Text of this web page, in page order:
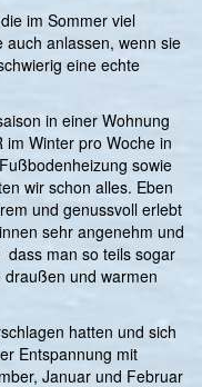
im Sommer viel
auch anlassen, wenn sie
eine echte
in einer Wohnung
im Winter pro Woche in
sowie
wir schon alles. Eben
und genussvoll erlebt
sehr angenehm und
man so teils sogar
und warmen
hatten und sich
Entspannung mit
Januar und Februar